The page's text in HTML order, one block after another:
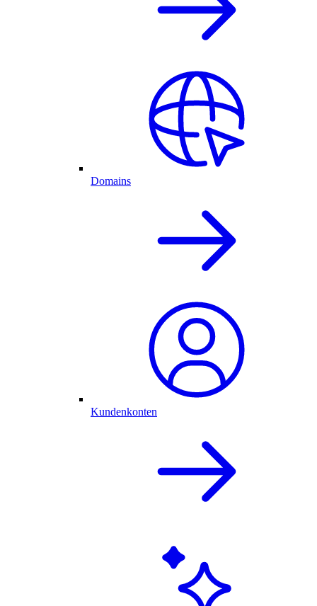
Domains
Kundenkonten